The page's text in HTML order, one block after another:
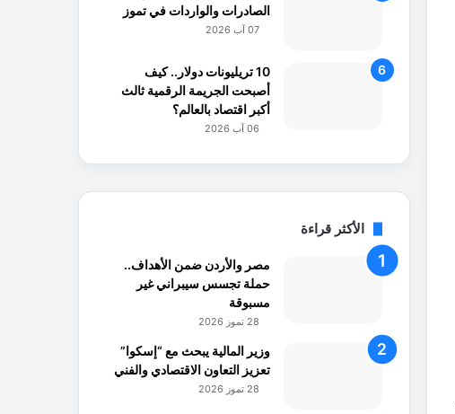
الصادرات والواردات في تموز
07 آب 2026
10 تريليونات دولار.. كيف
أصبحت الجريمة الرقمية ثالث
أكبر اقتصاد بالعالم؟
06 آب 2026
الأكثر قراءة
مصر والأردن ضمن الأهداف..
حملة تجسس سيبراني غير
مسبوقة
28 تموز 2026
وزير المالية يبحث مع “إسكوا”
تعزيز التعاون الاقتصادي والفني
28 تموز 2026